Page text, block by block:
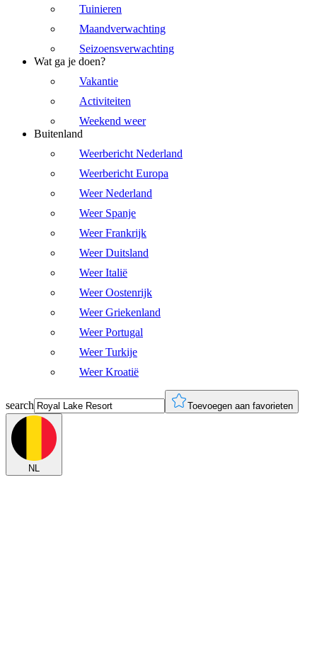
Tuinieren
Maandverwachting
Seizoensverwachting
Wat ga je doen?
Vakantie
Activiteiten
Weekend weer
Buitenland
Weerbericht Nederland
Weerbericht Europa
Weer Nederland
Weer Spanje
Weer Frankrijk
Weer Duitsland
Weer Italië
Weer Oostenrijk
Weer Griekenland
Weer Portugal
Weer Turkije
Weer Kroatië
search Toevoegen aan favorieten
NL